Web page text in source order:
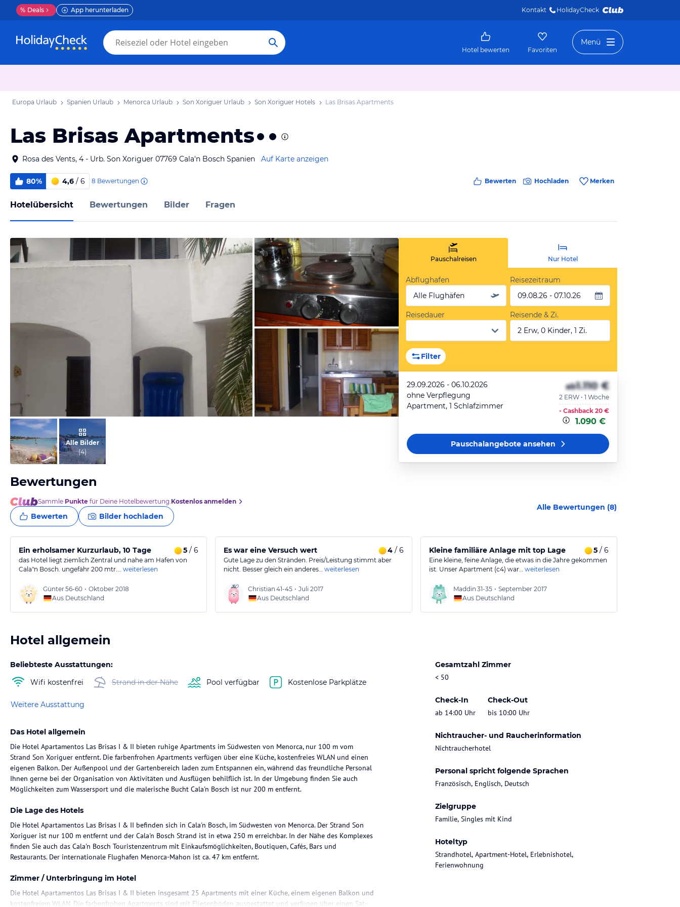
% Deals App herunterladen Kontakt HolidayCheck
Hotel bewerten Favoriten
Menü
Europa Urlaub Spanien Urlaub Menorca Urlaub Son Xoriguer Urlaub Son Xoriguer Hotels Las Brisas Apartments
Las Brisas Apartments
Rosa des Vents, 4 - Urb. Son Xoriguer 07769 Cala'n Bosch Spanien Auf Karte anzeigen
80% 4,6 / 6 8 Bewertungen Bewerten Hochladen Merken
Hotelübersicht Bewertungen Bilder Fragen
von Manuela, September 2007
von Iris, Juli 2014
Alle Bilder
(4)
Pauschalreisen Nur Hotel
Abflughafen
Alle Flughäfen
Reisezeitraum
09.08.26 - 07.10.26
Reisedauer
Reisende & Zi.
2 Erw, 0 Kinder, 1 Zi.
Filter
29.09.2026 - 06.10.2026
ohne Verpflegung
Apartment, 1 Schlafzimmer
ab1.110 €
2 ERW • 1 Woche
- Cashback 20 €
1.090 €
Pauschalangeboteansehen
Bewertungen
Sammle Punkte für Deine Hotelbewertung.Kostenlos anmelden
Bewerten Bilder hochladen
Alle Bewertungen (8)
Ein erholsamer Kurzurlaub, 10 Tage 5 / 6
das Hotel liegt ziemlich Zentral und nahe am Hafen von
Cala"n Bosch. ungefähr 200 mtr.… weiterlesen
Günter56-60 • Oktober 2018
Aus Deutschland
Es war eine Versuch wert 4/ 6
Gute Lage zu den Stränden. Preis/Leistung stimmt aber
nicht. Besser gleich ein anderes… weiterlesen
Christian 41-45 • Juli 2017
Aus Deutschland
Kleine familiäre Anlage mit top Lage 5/ 6
Eine kleine, feine Anlage, die etwas in die Jahre gekommen
ist. Unser Apartment (c4) war… weiterlesen
Maddin 31-35 • September 2017
Aus Deutschland
Hotel allgemein
Beliebteste Ausstattungen:
Wifi kostenfrei
Strand in der Nähe Pool verfügbar Kostenlose Parkplätze
Weitere Ausstattung
Gesamtzahl Zimmer
< 50
Check-In
ab 14:00 Uhr
Check-Out
bis 10:00 Uhr
Nichtraucher- und Raucherinformation
Nichtraucherhotel
Personal spricht folgende Sprachen
Französisch, Englisch, Deutsch
Zielgruppe
Familie, Singles mit Kind
Hoteltyp
Strandhotel, Apartment-Hotel, Erlebnishotel,
Ferienwohnung
Das Hotel allgemein
Die Hotel Apartamentos Las Brisas I & II bieten ruhige Apartments im Südwesten von Menorca, nur 100 m vom
Strand Son Xoriguer entfernt. Die farbenfrohen Apartments verfügen über eine Küche, kostenfreies WLAN und einen
eigenen Balkon. Der Außenpool und der Gartenbereich laden zum Entspannen ein, während das freundliche Personal
Ihnen gerne bei der Organisation von Aktivitäten und Ausflügen behilflich ist. In der Umgebung finden Sie auch
Möglichkeiten zum Wassersport und die malerische Bucht Cala'n Bosch ist nur 200 m entfernt.
Die Lage des Hotels
Die Hotel Apartamentos Las Brisas I & II befinden sich in Cala'n Bosch, im Südwesten von Menorca. Der Strand Son
Xoriguer ist nur 100 m entfernt und der Cala'n Bosch Strand ist in etwa 250 m erreichbar. In der Nähe des Komplexes
finden Sie auch das Cala'n Bosch Touristenzentrum mit Einkaufsmöglichkeiten, Boutiquen, Cafés, Bars und
Restaurants. Der internationale Flughafen Menorca-Mahon ist ca. 47 km entfernt.
Zimmer / Unterbringung im Hotel
Die Hotel Apartamentos Las Brisas I & II bieten insgesamt 25 Apartments mit einer Küche, einem eigenen Balkon und
kostenfreiem WLAN. Die farbenfrohen Apartments sind mit Fliesenböden ausgestattet und verfügen über einen Sat-